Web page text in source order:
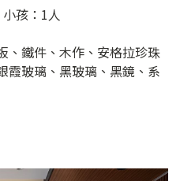
孩：1人
、鐵件、木作、安格拉珍珠
霞玻璃、黑玻璃、黑鏡、系